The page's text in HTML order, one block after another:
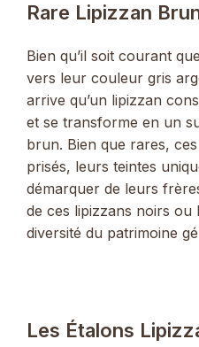
Rare Lipizzan
Bien qu’il soit courant
vers leur couleur gris
arrive qu’un lipizzan
et se transforme en un
brun. Bien que rares,
prisés, leurs teintes
démarquer de leurs
de ces lipizzans noirs ou
diversité du patrimoine
Les Étalons